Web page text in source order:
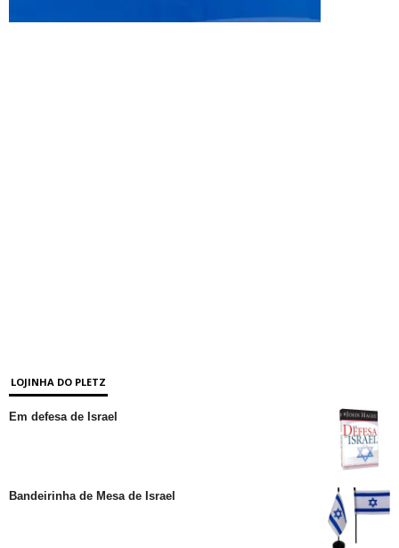
LOJINHA DO PLETZ
Em defesa de Israel
Bandeirinha de Mesa de Israel